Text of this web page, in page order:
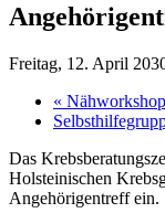
Freitag, 12. April
«
Das
Holsteinischen
Angehörigentreff ein.